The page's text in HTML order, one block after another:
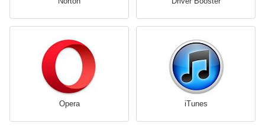
Opera iTunes